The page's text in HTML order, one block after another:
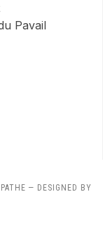
Pavail
— DESIGNED BY